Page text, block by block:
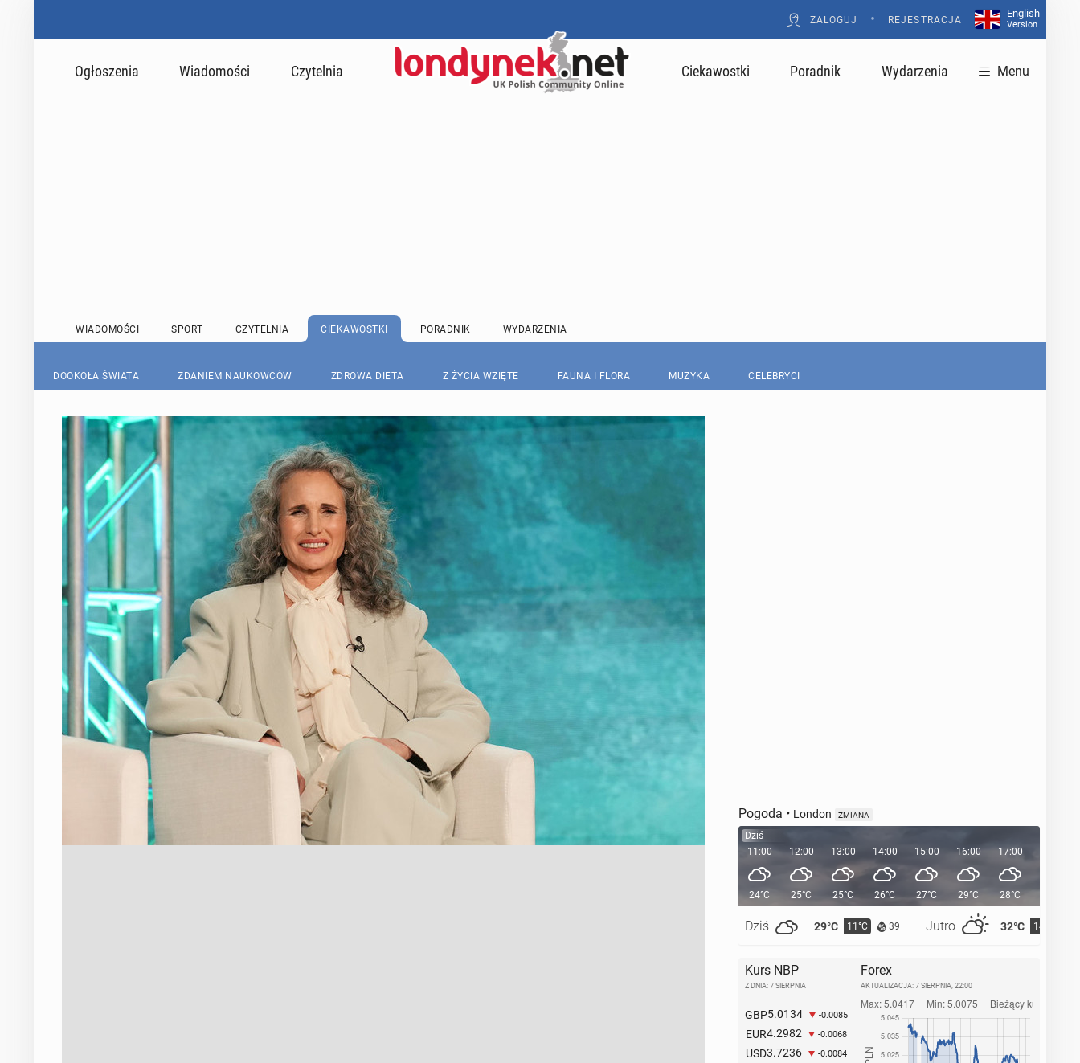
ZALOGUJ • REJESTRACJA
English
Version
Ogłoszenia Wiadomości Czytelnia Ciekawostki Poradnik Wydarzenia Menu
WIADOMOŚCI SPORT CZYTELNIA CIEKAWOSTKI PORADNIK WYDARZENIA
DOOKOŁA ŚWIATA ZDANIEM NAUKOWCÓW ZDROWA DIETA Z ŻYCIA WZIĘTE FAUNA I FLORA MUZYKA CELEBRYCI
Pogoda • London ZMIANA
Dziś
11:00
24°C
Dziś 29°C 11°C 39 Jutro 32°C 14°C
12:00
25°C
13:00
25°C
14:00
26°C
15:00
27°C
16:00
29°C
17:00
28°C
Kurs NBP
Z DNIA: 7 SIERPNIA
GBP5.0134 -0.0085
EUR4.2982 -0.0068
USD3.7236 -0.0084
Forex
AKTUALIZACJA: 7 SIERPNIA, 22:00